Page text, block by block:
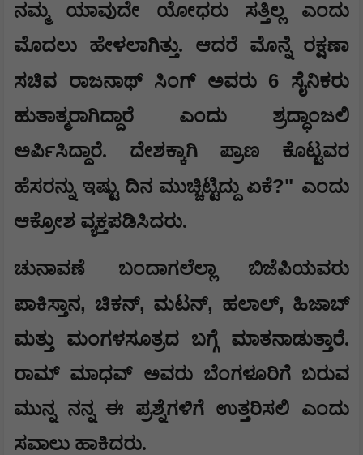
ನಮ್ಮ ಯಾವುದೇ ಯೋಧರು ಸತ್ತಿಲ್ಲ ಎಂದು
ಮೊದಲು ಹೇಳಲಾಗಿತ್ತು. ಆದರೆ ಮೊನ್ನೆ ರಕ್ಷಣಾ
ಸಚಿವ ರಾಜನಾಥ್ ಸಿಂಗ್ ಅವರು 6 ಸೈನಿಕರು
ಹುತಾತ್ಮರಾಗಿದ್ದಾರೆ ಎಂದು ಶ್ರದ್ಧಾಂಜಲಿ
ಅರ್ಪಿಸಿದ್ದಾರೆ. ದೇಶಕ್ಕಾಗಿ ಪ್ರಾಣ ಕೊಟ್ಟವರ
ಹೆಸರನ್ನು ಇಷ್ಟು ದಿನ ಮುಚ್ಚಿಟ್ಟಿದ್ದು ಏಕೆ?" ಎಂದು
ಆಕ್ರೋಶ ವ್ಯಕ್ತಪಡಿಸಿದರು.
ಚುನಾವಣೆ ಬಂದಾಗಲೆಲ್ಲಾ ಬಿಜೆಪಿಯವರು
ಪಾಕಿಸ್ತಾನ, ಚಿಕನ್, ಮಟನ್, ಹಲಾಲ್, ಹಿಜಾಬ್
ಮತ್ತು ಮಂಗಳಸೂತ್ರದ ಬಗ್ಗೆ ಮಾತನಾಡುತ್ತಾರೆ.
ರಾಮ್ ಮಾಧವ್ ಅವರು ಬೆಂಗಳೂರಿಗೆ ಬರುವ
ಮುನ್ನ ನನ್ನ ಈ ಪ್ರಶ್ನೆಗಳಿಗೆ ಉತ್ತರಿಸಲಿ ಎಂದು
ಸವಾಲು ಹಾಕಿದರು.